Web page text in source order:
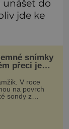
unášet do
jde ke
snímky
přeci jen
V roce
na povrch
sondy z
pořídit
rudé